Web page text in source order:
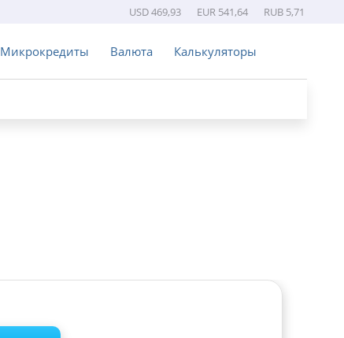
USD 469,93 EUR 541,64 RUB 5,71
Микрокредиты Валюта Калькуляторы